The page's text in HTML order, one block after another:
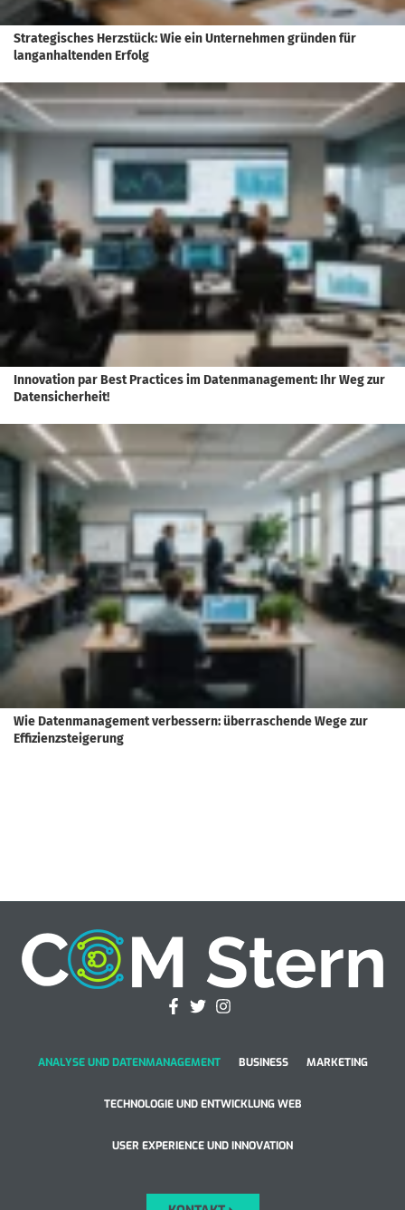
Strategisches Herzstück: Wie ein Unternehmen gründen für
langanhaltenden Erfolg
Innovation par Best Practices im Datenmanagement: Ihr Weg zur
Datensicherheit!
Wie Datenmanagement verbessern: überraschende Wege zur
Effizienzsteigerung
ANALYSE UND DATENMANAGEMENT BUSINESS MARKETING
TECHNOLOGIE UND ENTWICKLUNG WEB
USER EXPERIENCE UND INNOVATION